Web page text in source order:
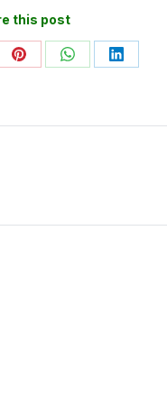
this post
PartagerPartagerPartager